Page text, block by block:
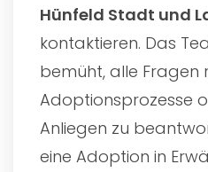
Hünfeld Stadt und
kontaktieren. Das
bemüht, alle Fragen
Adoptionsprozesse
Anliegen zu
eine Adoption in